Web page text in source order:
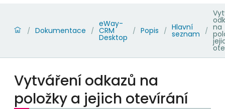
/ Dokumentace /
eWay-
CRM
Desktop
/ Popis / Hlavní
seznam / na
Vytváření odkazů na
položky a jejich otevírání